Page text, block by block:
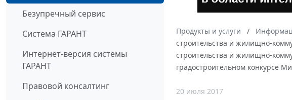
Безупречный сервис
Система ГАРАНТ
Интернет-версия системы
ГАРАНТ
Правовой консалтинг
Продукты и услуги
строительства и жилищно-
строительства и жилищно-
градостроительном конкурсе
20 июля 2017